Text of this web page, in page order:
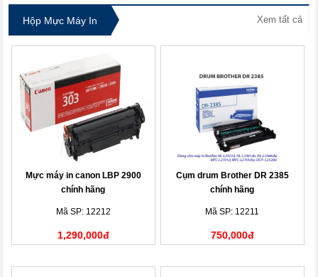
Hộp Mực Máy In Xem tất cả
Mực máy in canon LBP 2900
chính hãng
Mã SP: 12212
1,290,000đ
Cụm drum Brother DR 2385
chính hãng
Mã SP: 12211
750,000đ